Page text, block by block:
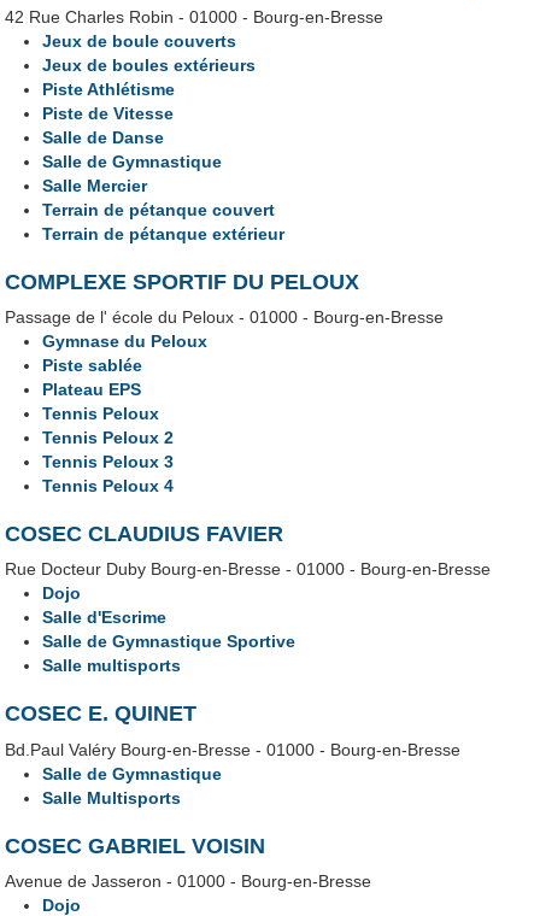
42 Rue Charles Robin - 01000 - Bourg-en-Bresse
Jeux de boule couverts
Jeux de boules extérieurs
Piste Athlétisme
Piste de Vitesse
Salle de Danse
Salle de Gymnastique
Salle Mercier
Terrain de pétanque couvert
Terrain de pétanque extérieur
COMPLEXE SPORTIF DU PELOUX
Passage de l' école du Peloux - 01000 - Bourg-en-Bresse
Gymnase du Peloux
Piste sablée
Plateau EPS
Tennis Peloux
Tennis Peloux 2
Tennis Peloux 3
Tennis Peloux 4
COSEC CLAUDIUS FAVIER
Rue Docteur Duby Bourg-en-Bresse - 01000 - Bourg-en-Bresse
Dojo
Salle d'Escrime
Salle de Gymnastique Sportive
Salle multisports
COSEC E. QUINET
Bd.Paul Valéry Bourg-en-Bresse - 01000 - Bourg-en-Bresse
Salle de Gymnastique
Salle Multisports
COSEC GABRIEL VOISIN
Avenue de Jasseron - 01000 - Bourg-en-Bresse
Dojo